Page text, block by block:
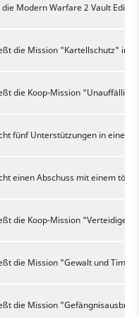
die Modern Warfare 2 Vault
die Mission "Kartellschutz" in
die Koop-Mission "Unauffällig"
fünf Unterstützungen in einem
einen Abschuss mit einem
die Koop-Mission "Verteidiger:
die Mission "Gewalt und
die Mission